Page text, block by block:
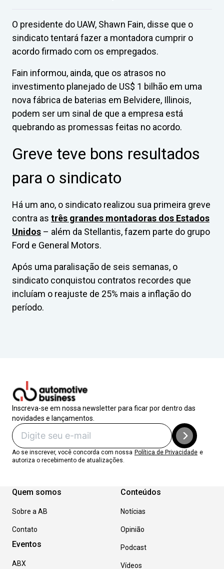
O presidente do UAW, Shawn Fain, disse que o
sindicato tentará fazer a montadora cumprir o
acordo firmado com os empregados.
Fain informou, ainda, que os atrasos no
investimento planejado de US$ 1 bilhão em uma
nova fábrica de baterias em Belvidere, Illinois,
podem ser um sinal de que a empresa está
quebrando as promessas feitas no acordo.
Greve teve bons resultados
para o sindicato
Há um ano, o sindicato realizou sua primeira greve
contra as três grandes montadoras dos Estados
Unidos – além da Stellantis, fazem parte do grupo
Ford e General Motors.
Após uma paralisação de seis semanas, o
sindicato conquistou contratos recordes que
incluíam o reajuste de 25% mais a inflação do
período.
Inscreva-se em nossa newsletter para ficar por dentro das
novidades e lançamentos.
Ao se inscrever, você concorda com nossa Política de Privacidade e
autoriza o recebimento de atualizações.
Quem somos
Sobre a AB
Contato
Eventos
ABX
Conteúdos
Notícias
Opinião
Podcast
Vídeos